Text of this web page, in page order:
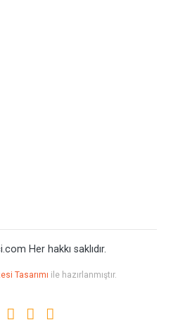
Her hakkı saklıdır.
Tasarımı ile hazırlanmıştır.